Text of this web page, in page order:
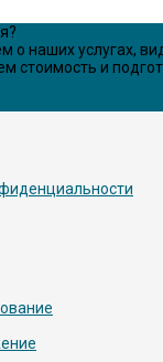
о наших услугах,
стоимость и